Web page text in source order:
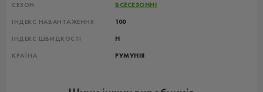
СЕЗОН ВСЕСЕЗОННІ
ІНДЕКС НАВАНТАЖЕННЯ 100
ІНДЕКС ШВИДКОСТІ H
КРАЇНА РУМУНІЯ